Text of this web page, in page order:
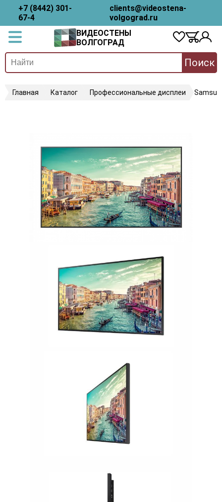
+7 (8442) 301-
67-4
clients@videostena-
volgograd.ru
ВИДЕОСТЕНЫ
ВОЛГОГРАД
Поиск
Главная Каталог Профессиональные дисплеи